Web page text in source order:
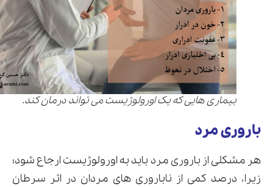
بیماری هایی که یک اورولوژیست می تواند درمان کند.
باروری مرد
هر مشکلی از باروری مرد باید به اورولوژیست ارجاع شود؛
زیرا، درصد کمی از ناباروری های مردان در اثر سرطان